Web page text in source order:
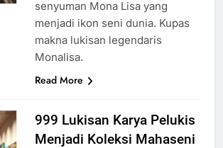
senyuman Mona Lisa yang
menjadi ikon seni dunia. Kupas
makna lukisan legendaris
Monalisa.
Read More
999 Lukisan Karya Pelukis
Menjadi Koleksi Mahaseni